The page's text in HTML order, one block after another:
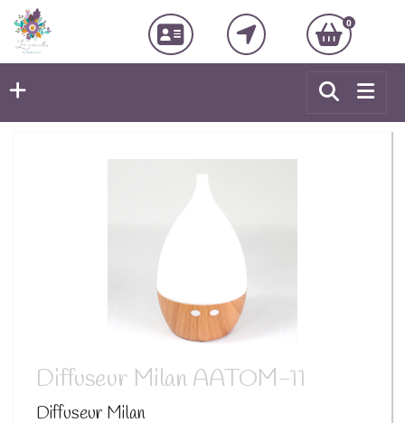
0
Diffuseur Milan AATOM-11
Diffuseur Milan